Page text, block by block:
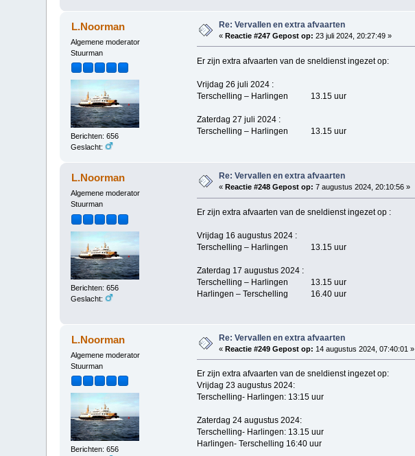
L.Noorman
Algemene moderator
Stuurman
Berichten: 656
Geslacht:
Re: Vervallen en extra afvaarten
«Reactie #247 Gepost op: 23 juli 2024, 20:27:49 »
Er zijn extra afvaarten van de sneldienst ingezet op:
Vrijdag 26 juli 2024 :
Terschelling – Harlingen 13.15 uur
Zaterdag 27 juli 2024 :
Terschelling – Harlingen 13.15 uur
L.Noorman
Algemene moderator
Stuurman
Berichten: 656
Geslacht:
Re: Vervallen en extra afvaarten
« Reactie #248 Gepost op: 7 augustus 2024, 20:10:56 »
Er zijn extra afvaarten van de sneldienst ingezet op :
Vrijdag 16 augustus 2024 :
Terschelling – Harlingen 13.15 uur
Zaterdag 17 augustus 2024 :
Terschelling – Harlingen 13.15 uur
Harlingen – Terschelling 16.40 uur
L.Noorman
Algemene moderator
Stuurman
Berichten: 656
Re: Vervallen en extra afvaarten
«Reactie #249 Gepost op: 14 augustus 2024, 07:40:01 »
Er zijn extra afvaarten van de sneldienst ingezet op:
Vrijdag 23 augustus 2024:
Terschelling- Harlingen: 13:15 uur
Zaterdag 24 augustus 2024:
Terschelling- Harlingen: 13.15 uur
Harlingen- Terschelling 16:40 uur